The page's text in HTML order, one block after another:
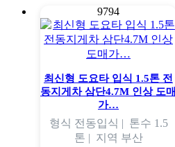
9794
최신형 도요타 입식 1.5톤 전
동지게차 삼단4.7M 인상 도매
가…
형식 전동입식 | 톤수 1.5
톤 | 지역 부산